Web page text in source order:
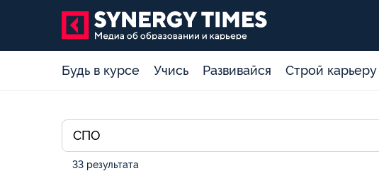
Будь в курсе Учись Развивайся Строй карьеру
33 результата